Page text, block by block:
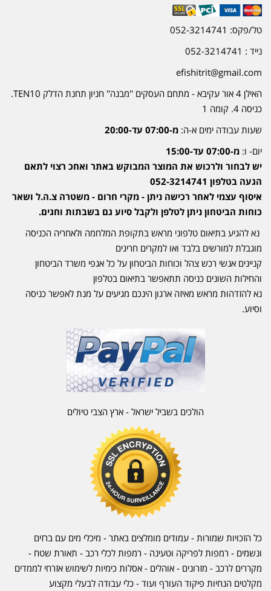
טל/פקס: 052-3214741
נייד : 052-3214741
efishitrit@gmail.com
האילן 4 אור עקיבא - מתחם העסקים ''מבנה'' חניון תחנת הדלק TEN10.
כניסה 4. קומה 1
שעות עבודה ימים א-ה: מ-07:00 עד-20:00
יום- ו: מ-07:00 עד-15:00
יש לבחור ולרכוש את המוצר המבוקש באתר ואחכ רצוי לתאם
הגעה בטלפון 052-3214741
איסוף עצמי לאחר רכישה ניתן - מקרי חרום - משטרה צ.ה.ל ושאר
כוחות הביטחון ניתן לטלפן ולקבל סיוע גם בשבתות וחגים.
נא להגיע בתיאום טלפוני מראש בתקופת המלחמה ולאחריה הכניסה
מוגבלת למורשים בלבד ואו למקרים חריגים
קניינים אנשי רכש צהל וכוחות הביטחון על כל אגפי משרד הביטחון
והחילות השונים כניסה תתאפשר בתיאום בטלפון
נא להזדהות מראש מאיזה ארגון הינכם מגיעים על מנת לאפשר כניסה
וסיוע.
הולכים בשביל ישראל - ארץ הצבי טיולים
כל הזכויות שמורות - עמודים מומלצים באתר - מיכלי מים עם ברזים
ונשמים - רמפות לפריקה וטעינה - רמפות לכלי רכב - תאורת שטח -
מקררים לרכב - מזרונים - אוהלים - אסלות כימיות לשימוש אזרחי לממדים
מקלטים הנחיות פיקוד העורף ועוד - כלי עבודה לבעלי מקצוע